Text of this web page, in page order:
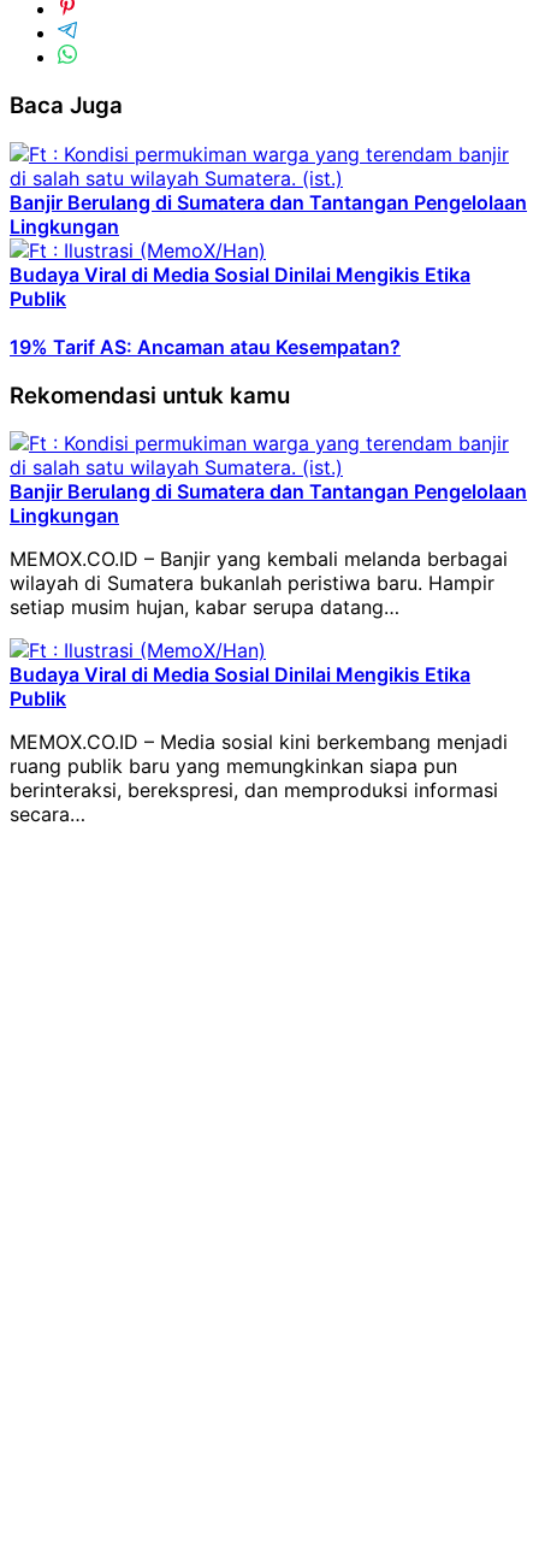
Baca Juga
Banjir Berulang di Sumatera dan Tantangan Pengelolaan
Lingkungan
Budaya Viral di Media Sosial Dinilai Mengikis Etika
Publik
19% Tarif AS: Ancaman atau Kesempatan?
Rekomendasi untuk kamu
Banjir Berulang di Sumatera dan Tantangan Pengelolaan
Lingkungan
MEMOX.CO.ID – Banjir yang kembali melanda berbagai
wilayah di Sumatera bukanlah peristiwa baru. Hampir
setiap musim hujan, kabar serupa datang…
Budaya Viral di Media Sosial Dinilai Mengikis Etika
Publik
MEMOX.CO.ID – Media sosial kini berkembang menjadi
ruang publik baru yang memungkinkan siapa pun
berinteraksi, berekspresi, dan memproduksi informasi
secara…